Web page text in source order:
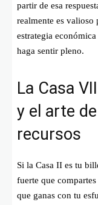
partir de esa
realmente es valioso
estrategia
haga sentir pleno.
La Casa
y el arte
recursos
Si la Casa II es tu
fuerte que
que ganas con tu